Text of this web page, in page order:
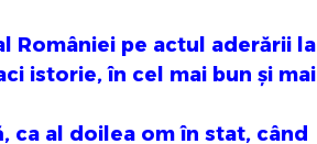
României pe actul aderării la
istorie, în cel mai bun și mai
ca al doilea om în stat, când